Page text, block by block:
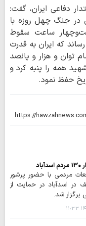
دفاعی ایران، گفت:
در جنگ چهل روزه با
ساعت سقوط
که ایران به قدرت
توان و هزار و پانصد
همه را پنبه کرد و
حفظ نمود.
مردمی با حضور پرشور
در اسدآباد در حمایت از
برگزار شد.